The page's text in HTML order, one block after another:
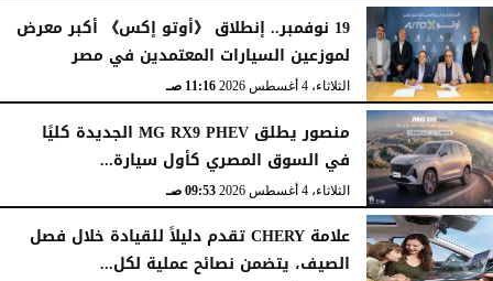
19 نوفمبر.. إنطلاق 《أوتو إكس》 أكبر معرض
لموزعين السيارات المعتمدين في مصر
الثلاثاء، 4 أغسطس 2026 11:16 صـ
منصور يطلق MG RX9 PHEV الجديدة كليًا
في السوق المصري كأول سيارة...
الثلاثاء، 4 أغسطس 2026 09:53 صـ
علامة CHERY تقدم دليلاً للقيادة خلال فصل
الصيف، يتضمن نصائح عملية لكل...